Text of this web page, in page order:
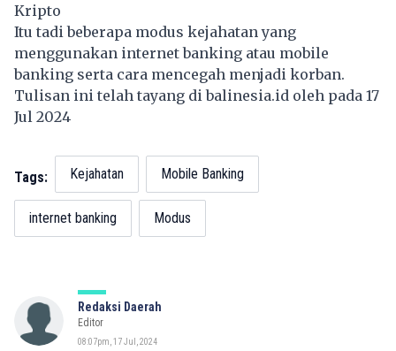
Kripto
Itu tadi beberapa modus kejahatan yang
menggunakan internet banking atau mobile
banking serta cara mencegah menjadi korban.
Tulisan ini telah tayang dibalinesia.id oleh pada 17
Jul 2024
Tags: Kejahatan Mobile Banking
internet banking Modus
Redaksi Daerah
Editor
08:07pm, 17 Jul, 2024